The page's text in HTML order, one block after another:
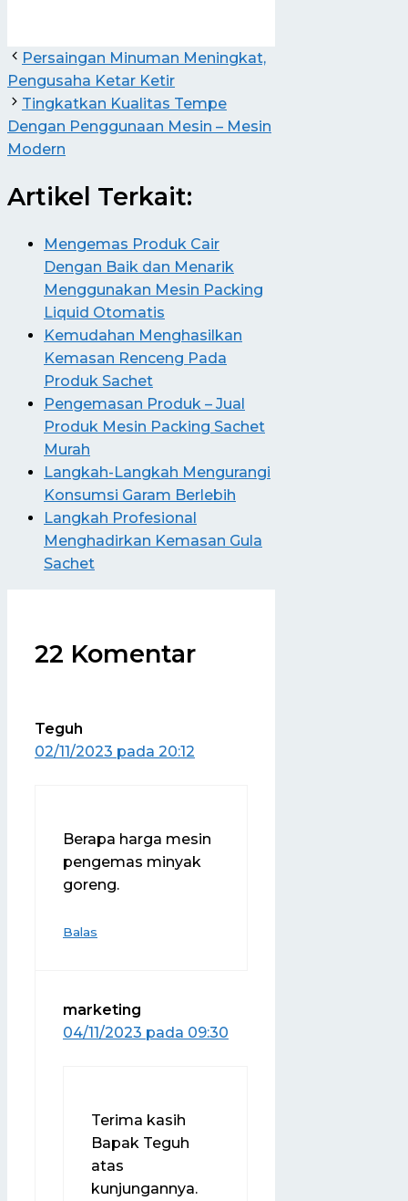
Persaingan Minuman Meningkat,
Pengusaha Ketar Ketir
Tingkatkan Kualitas Tempe
Dengan Penggunaan Mesin – Mesin
Modern
Artikel Terkait:
Mengemas Produk Cair
Dengan Baik dan Menarik
Menggunakan Mesin Packing
Liquid Otomatis
Kemudahan Menghasilkan
Kemasan Renceng Pada
Produk Sachet
Pengemasan Produk – Jual
Produk Mesin Packing Sachet
Murah
Langkah-Langkah Mengurangi
Konsumsi Garam Berlebih
Langkah Profesional
Menghadirkan Kemasan Gula
Sachet
22 Komentar
Teguh
02/11/2023 pada 20:12
Berapa harga mesin
pengemas minyak
goreng.
Balas
marketing
04/11/2023 pada 09:30
Terima kasih
Bapak Teguh
atas
kunjungannya.